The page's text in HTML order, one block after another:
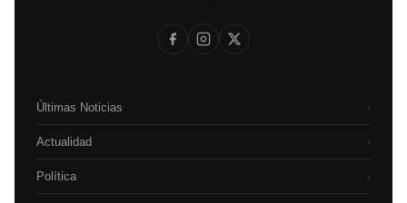
Últimas Noticias ›
Actualidad ›
Política ›